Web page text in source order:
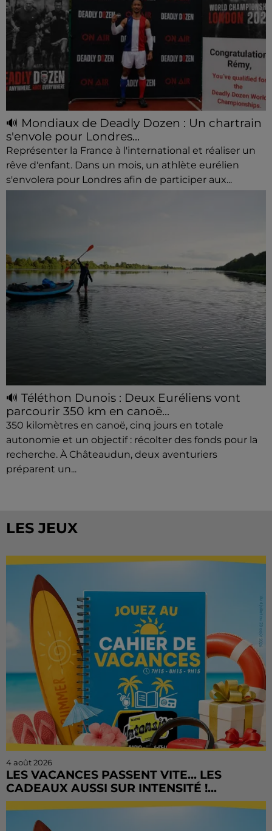
🔊 Mondiaux de Deadly Dozen : Un chartrain
s'envole pour Londres...
Représenter la France à l'international et réaliser un
rêve d'enfant. Dans un mois, un athlète eurélien
s'envolera pour Londres afin de participer aux...
🔊 Téléthon Dunois : Deux Euréliens vont
parcourir 350 km en canoë...
350 kilomètres en canoë, cinq jours en totale
autonomie et un objectif : récolter des fonds pour la
recherche. À Châteaudun, deux aventuriers
préparent un...
LES JEUX
4 août 2026
LES VACANCES PASSENT VITE... LES
CADEAUX AUSSI SUR INTENSITÉ !...
L'été file à toute vitesse, mais il est encore temps de